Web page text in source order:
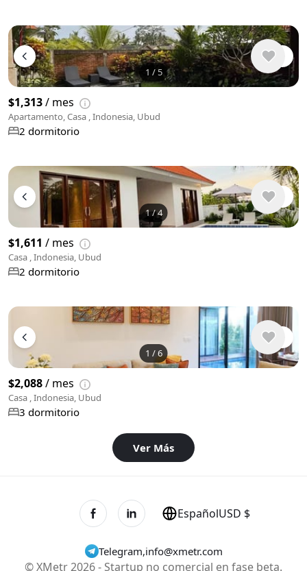
1 / 5
$1,313/ mes
Apartamento, Casa , Indonesia, Ubud
2 dormitorio
1/4
$1,611 / mes
Casa , Indonesia, Ubud
2 dormitorio
1 /6
$2,088/ mes
Casa , Indonesia, Ubud
3 dormitorio
Ver Más
Telegram,info@xmetr.com
© XMetr 2026 - Startup no comercial en fase beta.
EspañolUSD $